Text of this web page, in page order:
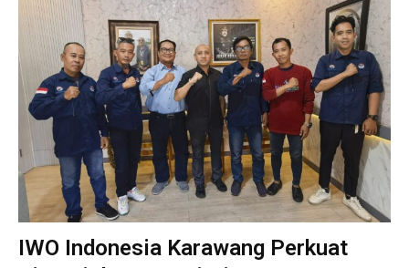
IWO Indonesia Karawang Perkuat